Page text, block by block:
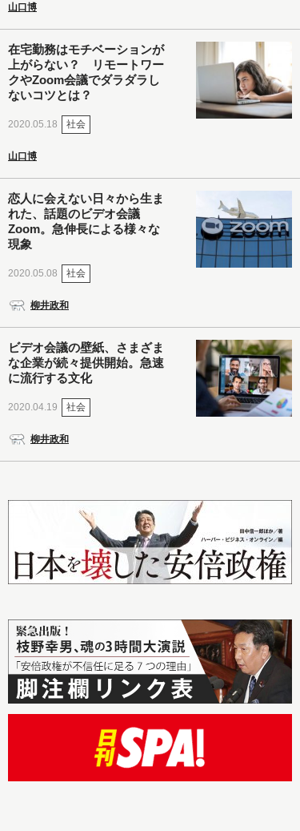
山口博
在宅勤務はモチベーションが
上がらない？ リモートワー
クやZoom会議でダラダラし
ないコツとは？
2020.05.18 社会
山口博
恋人に会えない日々から生ま
れた、話題のビデオ会議
Zoom。急伸長による様々な
現象
2020.05.08 社会
柳井政和
ビデオ会議の壁紙、さまざま
な企業が続々提供開始。急速
に流行する文化
2020.04.19 社会
柳井政和